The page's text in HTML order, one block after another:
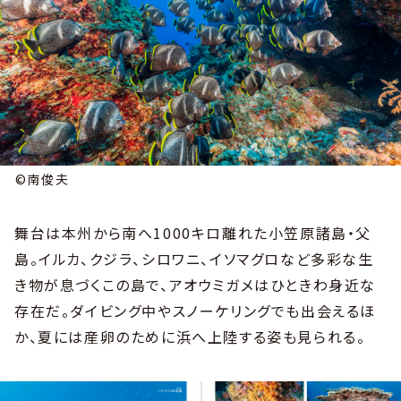
©南俊夫
舞台は本州から南へ1000キロ離れた小笠原諸島・父
島。イルカ、クジラ、シロワニ、イソマグロなど多彩な生
き物が息づくこの島で、アオウミガメはひときわ身近な
存在だ。ダイビング中やスノーケリングでも出会えるほ
か、夏には産卵のために浜へ上陸する姿も見られる。